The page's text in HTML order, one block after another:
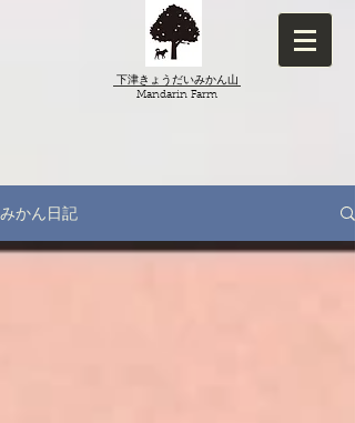
下津きょうだいみかん山
​Mandarin Farm
みかん日記